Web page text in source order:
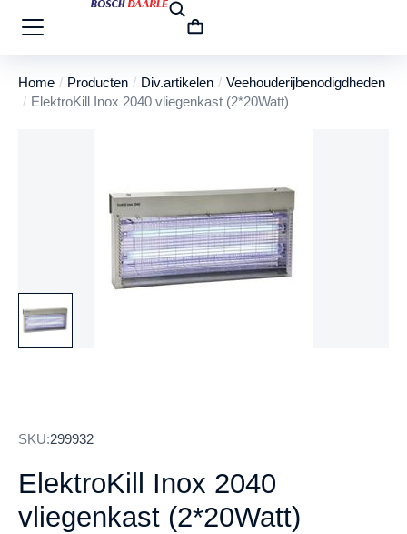
Je bent hier:
Home Producten Div.artikelen
Veehouderijbenodigdheden
ElektroKill Inox 2040 vliegenkast (2*20Watt)
SKU:299932
ElektroKill Inox 2040
vliegenkast (2*20Watt)